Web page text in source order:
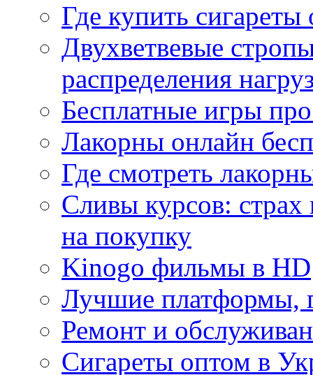
Где купить
Двухветвевые
распределения
Бесплатные игры
Лакорны онлайн
Где смотреть
Сливы курсов:
на покупку
Kinogo фильмы в HD
Лучшие платформы,
Ремонт и
Сигареты оптом в